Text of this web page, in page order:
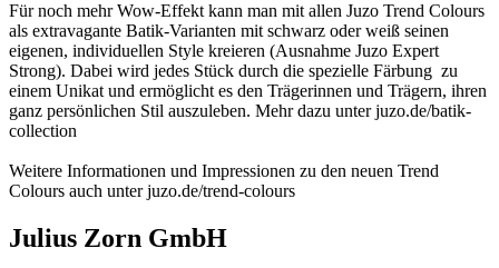
Für noch mehr Wow-Effekt kann man mit allen Juzo Trend Colours
als extravagante Batik-Varianten mit schwarz oder weiß seinen
eigenen, individuellen Style kreieren (Ausnahme Juzo Expert
Strong). Dabei wird jedes Stück durch die spezielle Färbung zu
einem Unikat und ermöglicht es den Trägerinnen und Trägern, ihren
ganz persönlichen Stil auszuleben. Mehr dazu unter juzo.de/batik-
collection
Weitere Informationen und Impressionen zu den neuen Trend
Colours auch unter juzo.de/trend-colours
Julius Zorn GmbH